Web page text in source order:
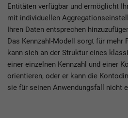
Entitäten verfügbar und ermöglicht
mit individuellen
Ihren Daten entsprechen
Das Kennzahl-Modell sorgt für mehr
kann sich an der Struktur eines
einer einzelnen Kennzahl und einer
orientieren, oder er kann die
sie für seinen Anwendungsfall nicht